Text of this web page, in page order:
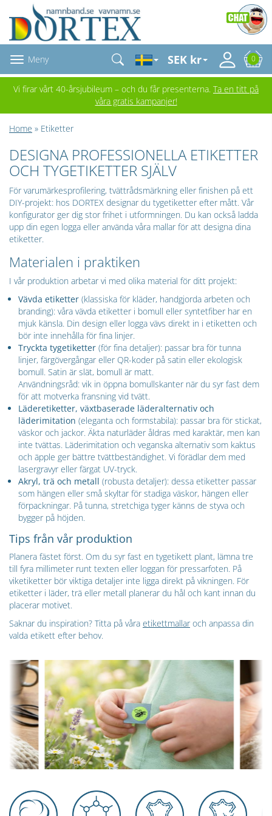
Meny SEK kr 0
Vi firar vårt 40-årsjubileum – och du får presenterna. Ta en titt på
våra gratis kampanjer!
Home » Etiketter
DESIGNA PROFESSIONELLA ETIKETTER
OCH TYGETIKETTER SJÄLV
För varumärkesprofilering, tvättrådsmärkning eller finishen på ett
DIY-projekt: hos DORTEX designar du tygetiketter efter mått. Vår
konfigurator ger dig stor frihet i utformningen. Du kan också ladda
upp din egen logga eller använda våra mallar för att designa dina
etiketter.
Materialen i praktiken
I vår produktion arbetar vi med olika material för ditt projekt:
Vävda etiketter (klassiska för kläder, handgjorda arbeten och
branding): våra vävda etiketter i bomull eller syntetfiber har en
mjuk känsla. Din design eller logga vävs direkt in i etiketten och
bör inte innehålla för fina linjer.
Tryckta tygetiketter (för fina detaljer): passar bra för tunna
linjer, färgövergångar eller QR-koder på satin eller ekologisk
bomull. Satin är slät, bomull är matt.
Användningsråd: vik in öppna bomullskanter när du syr fast dem
för att motverka fransning vid tvätt.
Läderetiketter, växtbaserade läderalternativ och
läderimitation (eleganta och formstabila): passar bra för stickat,
väskor och jackor. Äkta naturläder åldras med karaktär, men kan
inte tvättas. Läderimitation och veganska alternativ som kaktus
och äpple ger bättre tvättbeständighet. Vi förädlar dem med
lasergravyr eller färgat UV-tryck.
Akryl, trä och metall (robusta detaljer): dessa etiketter passar
som hängen eller små skyltar för stadiga väskor, hängen eller
förpackningar. På tunna, stretchiga tyger känns de styva och
bygger på höjden.
Tips från vår produktion
Planera fästet först. Om du syr fast en tygetikett plant, lämna tre
till fyra millimeter runt texten eller loggan för pressarfoten. På
viketiketter bör viktiga detaljer inte ligga direkt på vikningen. För
etiketter i läder, trä eller metall planerar du hål och kant innan du
placerar motivet.
Saknar du inspiration? Titta på våra etikettmallaroch anpassa din
valda etikett efter behov.